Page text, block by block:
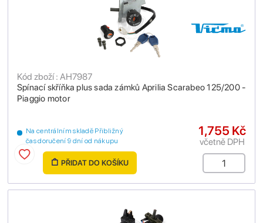
Spínací skříňka plus sada zámků Aprilia Scarabeo 125/200 -
Piaggio motor
Kód zboží : AH7987
Na centrálním skladě Přibližný
čas doručení 9 dní od nákupu
1,755 Kč
včetně DPH
PŘIDAT DO KOŠÍKU